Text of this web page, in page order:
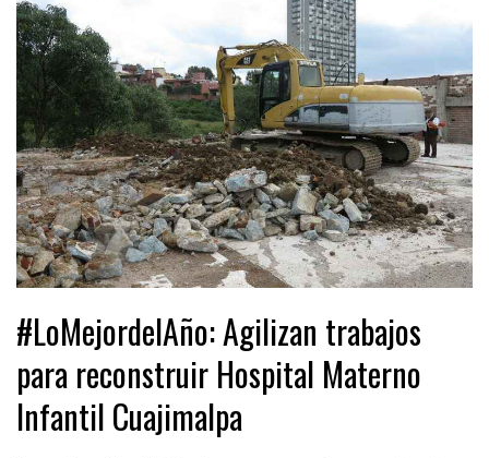
#LoMejordelAño: Agilizan trabajos
para reconstruir Hospital Materno
Infantil Cuajimalpa